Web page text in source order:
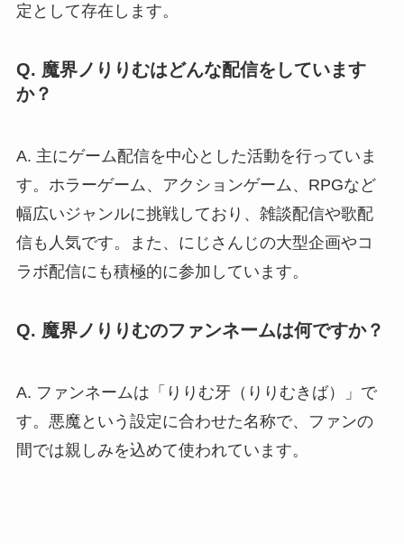
定として存在します。
Q. 魔界ノりりむはどんな配信をしています
か？
A. 主にゲーム配信を中心とした活動を行っていま
す。ホラーゲーム、アクションゲーム、RPGなど
幅広いジャンルに挑戦しており、雑談配信や歌配
信も人気です。また、にじさんじの大型企画やコ
ラボ配信にも積極的に参加しています。
Q. 魔界ノりりむのファンネームは何ですか？
A. ファンネームは「りりむ牙（りりむきば）」で
す。悪魔という設定に合わせた名称で、ファンの
間では親しみを込めて使われています。